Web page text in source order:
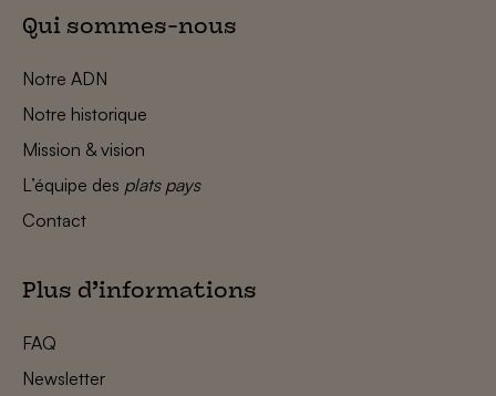
Qui sommes-nous
Notre ADN
Notre historique
Mission & vision
L’équipe des plats pays
Contact
Plus d’informations
FAQ
Newsletter